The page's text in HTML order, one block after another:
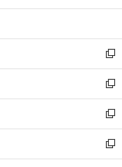
開
ウ
開
く
ン
ウ
で
開
く
ウ
ン
ド
ウ
で
開
く
し
ウ
ィ
ン
ド
ウ
で
開
く
新
し
い
ウ
ィ
ン
ド
ウ
新
し
い
ウ
ィ
ン
新
し
い
ウ
新
し